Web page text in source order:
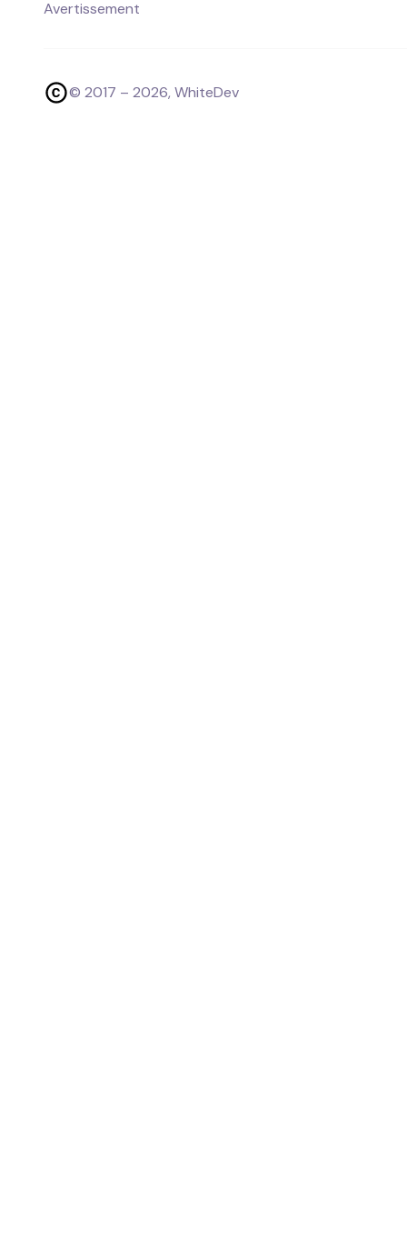
Avertissement
© 2017 – 2026, WhiteDev